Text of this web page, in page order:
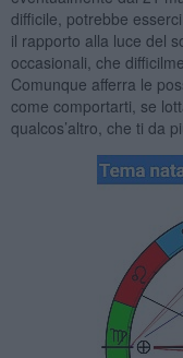
difficile, potrebbe
il rapporto alla luce del
occasionali, che
Comunque afferra le
come comportarti, se
qualcos’altro, che ti da